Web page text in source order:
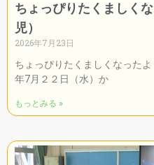
ちょっぴりたくましく
児）
2026年7月23日
ちょっぴりたくましくなった
年7月２２日（水）か
もっとみる »